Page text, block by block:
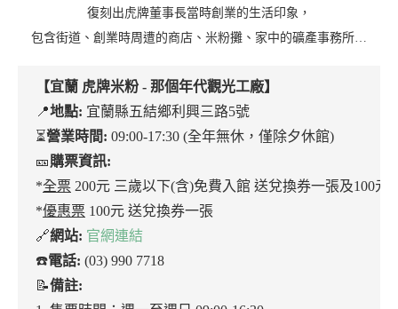
復刻出虎牌董事長當時創業的生活印象，
包含街道、創業時周遭的商店、米粉攤、家中的礦產事務所…
【宜蘭 虎牌米粉- 那個年代觀光工廠】
📍地點: 宜蘭縣五結鄉利興三路5號
⏳營業時間: 09:00-17:30 (全年無休，僅除夕休館)
🎫購票資訊:
*全票 200元 三歲以下(含)免費入館 送兌換券一張及100元
*優惠票 100元 送兌換券一張
🔗網站: 官網連結
☎️電話: (03) 990 7718
📝備註: